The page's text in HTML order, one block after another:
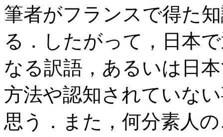
筆者がフランスで得た
る．したがって，日本
なる訳語，あるいは日
方法や認知されていな
思う．また，何分素人